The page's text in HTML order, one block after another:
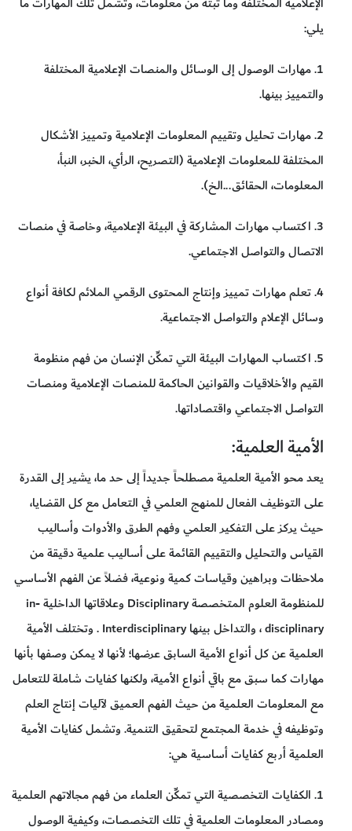
يلي:
1. مهارات الوصول إلى الوسائل والمنصات الإعلامية المختلفة
والتمييز بينها.
2. مهارات تحليل وتقييم المعلومات الإعلامية وتمييز الأشكال
المختلفة للمعلومات الإعلامية (التصريح، الرأي، الخبر، النبأ،
المعلومات، الحقائق...الخ).
3. اكتساب مهارات المشاركة في البيئة الإعلامية، وخاصة في منصات
الاتصال والتواصل الاجتماعي.
4. تعلم مهارات تمييز وإنتاج المحتوى الرقمي الملائم لكافة أنواع
وسائل الإعلام والتواصل الاجتماعية.
5. اكتساب المهارات البيئة التي تمكِّن الإنسان من فهم منظومة
القيم والأخلاقيات والقوانين الحاكمة للمنصات الإعلامية ومنصات
التواصل الاجتماعي واقتصاداتها.
الأمية العلمية:
يعد محو الأمية العلمية مصطلحاً جديداً إلى حد ما، يشير إلى القدرة
على التوظيف الفعال للمنهج العلمي في التعامل مع كل القضايا،
حيث يركز على التفكير العلمي وفهم الطرق والأدوات وأساليب
القياس والتحليل والتقييم القائمة على أساليب علمية دقيقة من
ملاحظات وبراهين وقياسات كمية ونوعية، فضلاً عن الفهم الأساسي
للمنظومة العلوم المتخصصة Disciplinary وعلاقاتها الداخلية in-
disciplinary ، والتداخل بينها Interdisciplinary . وتختلف الأمية
العلمية عن كل أنواع الأمية السابق عرضها؛ لأنها لا يمكن وصفها بأنها
مهارات كما سبق مع باقي أنواع الأمية، ولكنها كفايات شاملة للتعامل
مع المعلومات العلمية من حيث الفهم العميق لآليات إنتاج العلم
وتوظيفه في خدمة المجتمع لتحقيق التنمية. وتشمل كفايات الأمية
العلمية أربع كفايات أساسية هي:
1. الكفايات التخصصية التي تمكِّن العلماء من فهم مجالاتهم العلمية
ومصادر المعلومات العلمية في تلك التخصصات، وكيفية الوصول